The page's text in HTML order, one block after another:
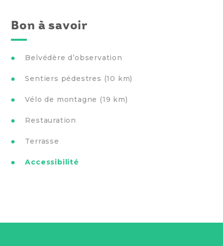
Bon à savoir
Belvédère d’observation
Sentiers pédestres (10 km)
Vélo de montagne (19 km)
Restauration
Terrasse
Accessibilité